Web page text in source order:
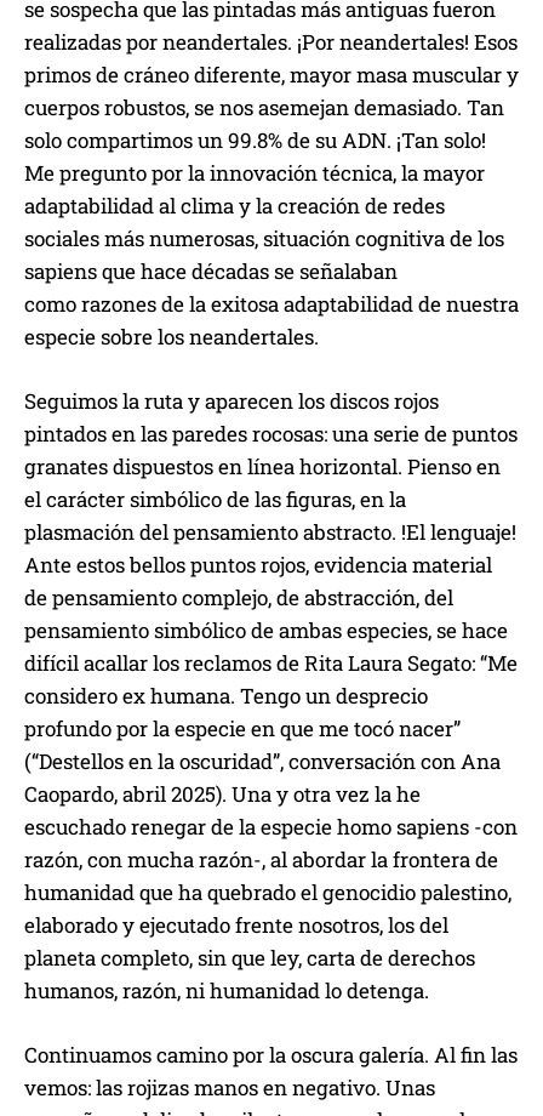
se sospecha que las pintadas más antiguas fueron
realizadas por neandertales. ¡Por neandertales! Esos
primos de cráneo diferente, mayor masa muscular y
cuerpos robustos, se nos asemejan demasiado. Tan
solo compartimos un 99.8% de su ADN. ¡Tan solo!
Me pregunto por la innovación técnica, la mayor
adaptabilidad al clima y la creación de redes
sociales más numerosas, situación cognitiva de los
sapiens que hace décadas se señalaban
como razones de la exitosa adaptabilidad de nuestra
especie sobre los neandertales.
Seguimos la ruta y aparecen los discos rojos
pintados en las paredes rocosas: una serie de puntos
granates dispuestos en línea horizontal. Pienso en
el carácter simbólico de las figuras, en la
plasmación del pensamiento abstracto. !El lenguaje!
Ante estos bellos puntos rojos, evidencia material
de pensamiento complejo, de abstracción, del
pensamiento simbólico de ambas especies, se hace
difícil acallar los reclamos de Rita Laura Segato: “Me
considero ex humana. Tengo un desprecio
profundo por la especie en que me tocó nacer”
(“Destellos en la oscuridad”, conversación con Ana
Caopardo, abril 2025). Una y otra vez la he
escuchado renegar de la especie homo sapiens -con
razón, con mucha razón-, al abordar la frontera de
humanidad que ha quebrado el genocidio palestino,
elaborado y ejecutado frente nosotros, los del
planeta completo, sin que ley, carta de derechos
humanos, razón, ni humanidad lo detenga.
Continuamos camino por la oscura galería. Al fin las
vemos: las rojizas manos en negativo. Unas